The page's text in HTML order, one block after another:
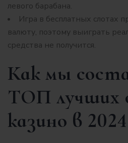
левого барабана.
Игра в бесплатных слотах
валюту, поэтому выиграть
средства не получится.
Как мы
ТОП лучших
казино в